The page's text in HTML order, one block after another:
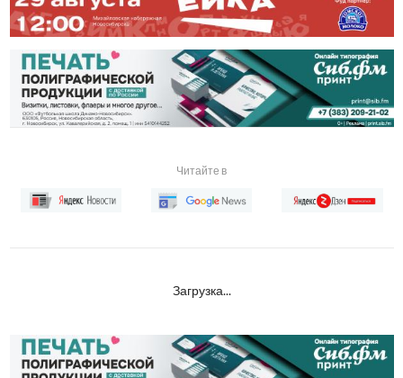
Читайте в
Загрузка...